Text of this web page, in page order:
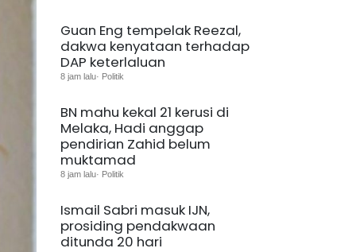
Guan Eng tempelak Reezal,
dakwa kenyataan terhadap
DAP keterlaluan
8 jam lalu· Politik
BN mahu kekal 21 kerusi di
Melaka, Hadi anggap
pendirian Zahid belum
muktamad
8 jam lalu· Politik
Ismail Sabri masuk IJN,
prosiding pendakwaan
ditunda 20 hari